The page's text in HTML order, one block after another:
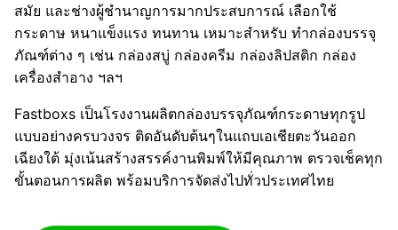
สมัย และช่างผู้ชำนาญการมากประสบการณ์ เลือกใช้
กระดาษ หนาแข็งแรง ทนทาน เหมาะสำหรับ ทำกล่องบรรจุ
ภัณฑ์ต่าง ๆ เช่น กล่องสบู่ กล่องครีม กล่องลิปสติก กล่อง
เครื่องสำอาง ฯลฯ
Fastboxs เป็นโรงงานผลิตกล่องบรรจุภัณฑ์กระดาษทุกรูป
แบบอย่างครบวงจร ติดอันดับต้นๆในแถบเอเชียตะวันออก
เฉียงใต้ มุ่งเน้นสร้างสรรค์งานพิมพ์ให้มีคุณภาพ ตรวจเช็คทุก
ขั้นตอนการผลิต พร้อมบริการจัดส่งไปทั่วประเทศไทย